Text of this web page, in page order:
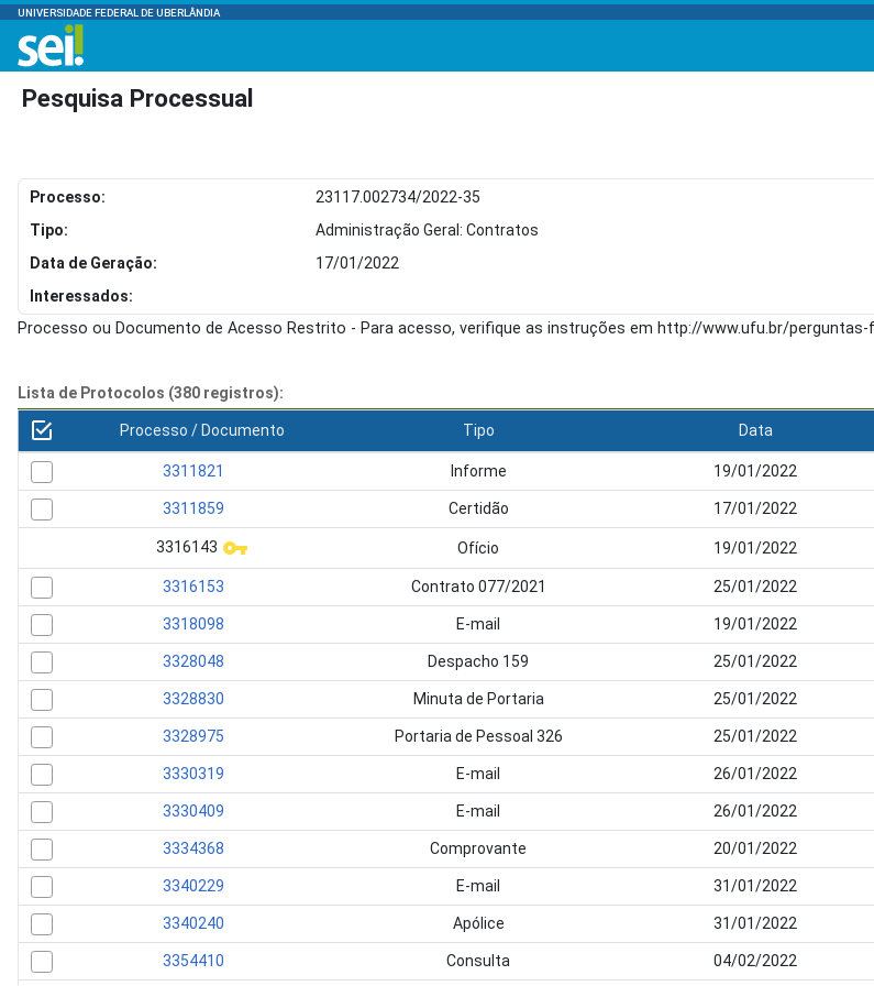
UNIVERSIDADE FEDERAL DE UBERLÂNDIA
Pesquisa Processual
Processo:
23117.002734/2022-35
Tipo:
Administração Geral: Contratos
Data de Geração:
17/01/2022
Interessados:
Processo ou Documento de Acesso Restrito - Para acesso, verifique as instruções em http://www.ufu.br/
Lista de Protocolos (380 registros):
Processo / Documento Tipo Data
3311821 Informe 19/01/2022
3311859 Certidão 17/01/2022
3316143 Ofício 19/01/2022
3316153 Contrato 077/2021 25/01/2022
3318098 E-mail 19/01/2022
3328048 Despacho 159 25/01/2022
3328830 Minuta de Portaria 25/01/2022
3328975 Portaria de Pessoal 326 25/01/2022
3330319 E-mail 26/01/2022
3330409 E-mail 26/01/2022
3334368 Comprovante 20/01/2022
3340229 E-mail 31/01/2022
3340240 Apólice 31/01/2022
3354410 Consulta 04/02/2022